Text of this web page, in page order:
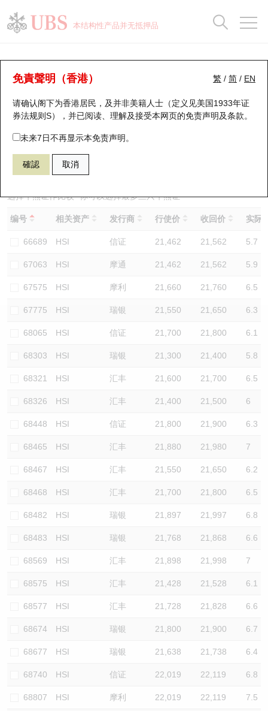
本结构性产品并无抵押品
繁 / 简 / EN
免責聲明（香港）
请确认阁下为香港居民，及并非美籍人士（定义见美国1933年证
券法规则S），并已阅读、理解及接受本网页的免责声明及条款。
未来7日不再显示本免责声明。
確認 取消
牛熊证分析仪
表现 街货统计 比较
53462 瑞银牛证 HSI 恒生指数
选择牛熊证作比较 *你可以选择最多三只牛熊证
编号 相关资产 发行商 行使价 收回价 实际
66689 HSI 信证 21,462 21,562 5.7
67063 HSI 摩通 21,462 21,562 5.9
67575 HSI 摩利 21,660 21,760 6.5
67775 HSI 瑞银 21,550 21,650 6.3
68065 HSI 信证 21,700 21,800 6.1
68303 HSI 瑞银 21,300 21,400 5.8
68321 HSI 汇丰 21,600 21,700 6.5
68326 HSI 汇丰 21,400 21,500 6
68448 HSI 信证 21,800 21,900 6.3
68465 HSI 汇丰 21,880 21,980 7
68467 HSI 汇丰 21,550 21,650 6.2
68468 HSI 汇丰 21,700 21,800 6.5
68482 HSI 瑞银 21,897 21,997 6.8
68483 HSI 瑞银 21,768 21,868 6.6
68569 HSI 汇丰 21,898 21,998 7
68575 HSI 汇丰 21,428 21,528 6.1
68577 HSI 汇丰 21,728 21,828 6.6
68674 HSI 瑞银 21,800 21,900 6.7
68677 HSI 瑞银 21,638 21,738 6.4
68740 HSI 信证 22,019 22,119 6.8
68807 HSI 摩利 22,019 22,119 7.5
瑞银认股证一览
新发行瑞银认股证
即将到期认股证
认股证到期结算价查找
认股证分析仪
认股证速算机
认股证/牛熊证日志
认股证文件及公告
街货统计
比较
牛熊全景快搜
牛熊证搜寻
牛熊证街货分布图
正股牛熊证列表
新发行瑞银牛熊证
已收回牛熊证剩余价值
牛熊证到期结算价查找
牛熊证分析仪
牛熊证文件及公告
牛熊证文件及公告 (瑞信)
街货统计
比较
十大升幅/跌幅
十大认股证成交分布
十天股证占大市成交
资金流
街货统计
三十大平均引伸波幅
正股分析仪
二十大活跃股份
恒指成份股
国指成份股
科指成份股
相关资产沽空
中资ETFs溢价比较
AH 股价对照
ADR
收市竞价变化
持股比重
显示所有持股比重
每月轮证大市专题
轮证专栏
讲座及教育短片
认股证投资者教育
牛熊证投资者教育
认股证牛熊证常问问题